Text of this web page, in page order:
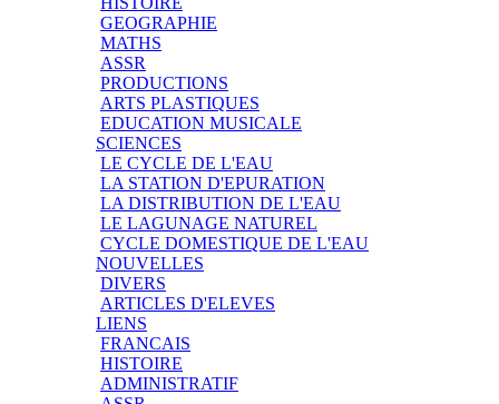
GEOGRAPHIE
MATHS
ASSR
PRODUCTIONS
ARTS PLASTIQUES
EDUCATION MUSICALE
SCIENCES
LE CYCLE DE L'EAU
LA STATION D'EPURATION
LA DISTRIBUTION DE L'EAU
LE LAGUNAGE NATUREL
CYCLE DOMESTIQUE DE L'EAU
NOUVELLES
DIVERS
ARTICLES D'ELEVES
LIENS
FRANCAIS
HISTOIRE
ADMINISTRATIF